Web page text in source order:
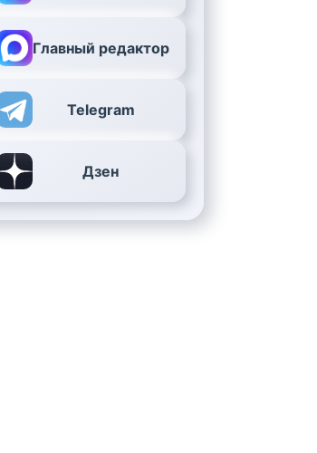
Главный редактор
Telegram
Дзен